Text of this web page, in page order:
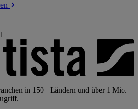
in 150+ Ländern und über 1 Mio.